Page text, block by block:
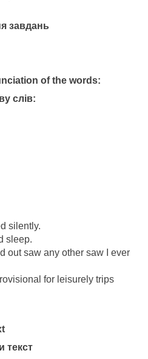
завдань
of the words:
слів:
silently.
sleep.
out saw any other saw I ever
for leisurely trips
текст